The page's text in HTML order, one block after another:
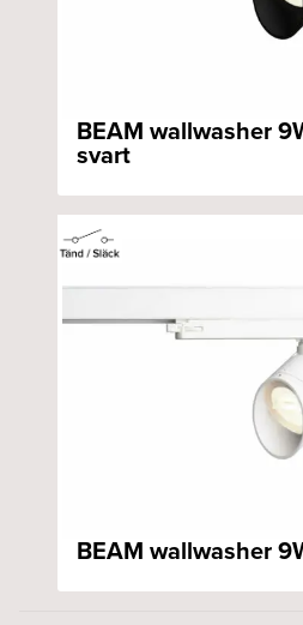
BEAM wallwasher
svart
BEAM wallwasher